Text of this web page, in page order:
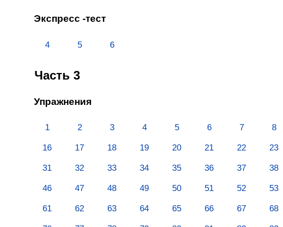
Экспресс -тест
4 5 6
Часть 3
Упражнения
1 2 3 4 5 6 7 8
16 17 18 19 20 21 22 23
31 32 33 34 35 36 37 38
46 47 48 49 50 51 52 53
61 62 63 64 65 66 67 68